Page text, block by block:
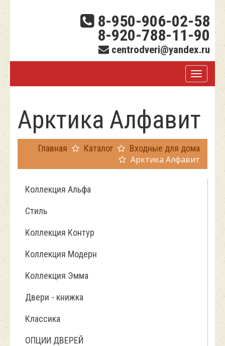
8-950-906-02-58
8-920-788-11-90
centrodveri@yandex.ru
Арктика Алфавит
Главная Каталог Входные для дома
Арктика Алфавит
Коллекция Альфа
Стиль
Коллекция Контур
Коллекция Модерн
Коллекция Эмма
Двери - книжка
Классика
ОПЦИИ ДВЕРЕЙ